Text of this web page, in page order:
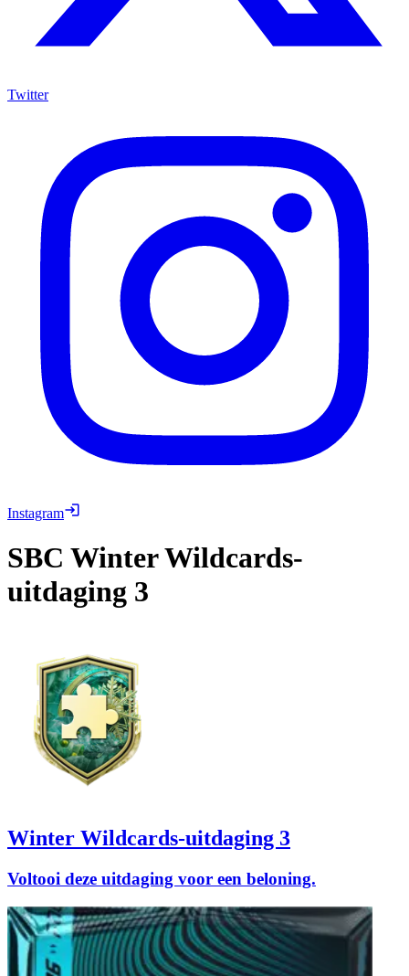
Twitter
Instagram
SBC Winter Wildcards-
uitdaging 3
Winter Wildcards-uitdaging 3
Voltooi deze uitdaging voor een beloning.